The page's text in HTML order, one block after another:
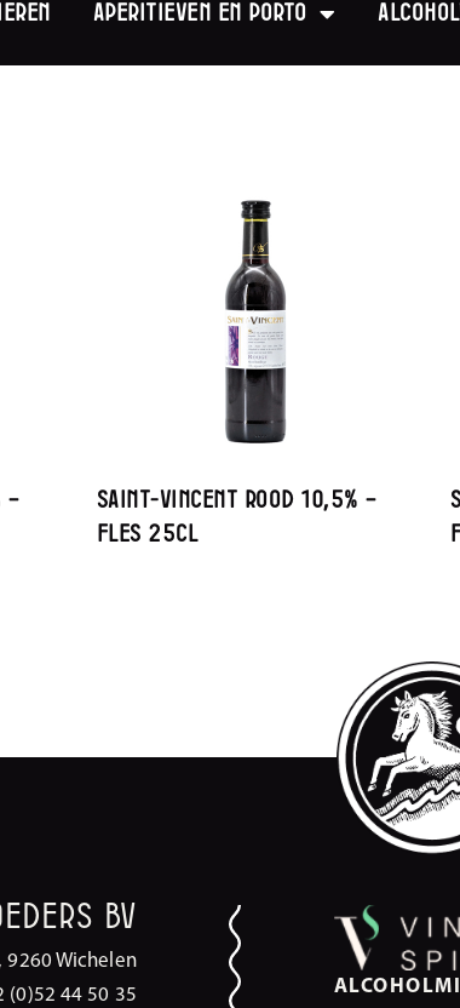
Aperitieven en Porto
–
Saint-Vincent Rood 10,5% –
Fles 25cl
BV
9260 Wichelen
(0)52 44 50 35